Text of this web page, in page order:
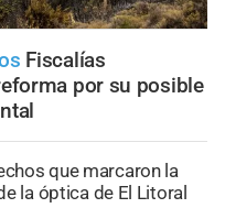
Fiscalías
por su posible
que marcaron la
la óptica de El Litoral